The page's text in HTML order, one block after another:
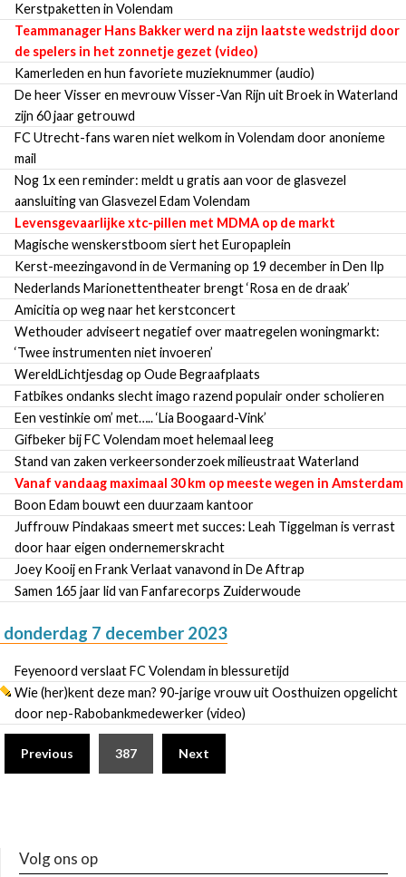
Kerstpaketten in Volendam
Teammanager Hans Bakker werd na zijn laatste wedstrijd door
de spelers in het zonnetje gezet (video)
Kamerleden en hun favoriete muzieknummer (audio)
De heer Visser en mevrouw Visser-Van Rijn uit Broek in Waterland
zijn 60 jaar getrouwd
FC Utrecht-fans waren niet welkom in Volendam door anonieme
mail
Nog 1x een reminder: meldt u gratis aan voor de glasvezel
aansluiting van Glasvezel Edam Volendam
Levensgevaarlijke xtc-pillen met MDMA op de markt
Magische wenskerstboom siert het Europaplein
Kerst-meezingavond in de Vermaning op 19 december in Den Ilp
Nederlands Marionettentheater brengt ‘Rosa en de draak’
Amicitia op weg naar het kerstconcert
Wethouder adviseert negatief over maatregelen woningmarkt:
‘Twee instrumenten niet invoeren’
WereldLichtjesdag op Oude Begraafplaats
Fatbikes ondanks slecht imago razend populair onder scholieren
Een vestinkie om’ met….. ‘Lia Boogaard-Vink’
Gifbeker bij FC Volendam moet helemaal leeg
Stand van zaken verkeersonderzoek milieustraat Waterland
Vanaf vandaag maximaal 30 km op meeste wegen in Amsterdam
Boon Edam bouwt een duurzaam kantoor
Juffrouw Pindakaas smeert met succes: Leah Tiggelman is verrast
door haar eigen ondernemerskracht
Joey Kooij en Frank Verlaat vanavond in De Aftrap
Samen 165 jaar lid van Fanfarecorps Zuiderwoude
donderdag 7 december 2023
Feyenoord verslaat FC Volendam in blessuretijd
Wie (her)kent deze man? 90-jarige vrouw uit Oosthuizen opgelicht
door nep-Rabobankmedewerker (video)
Previous 387 Next
Volg ons op